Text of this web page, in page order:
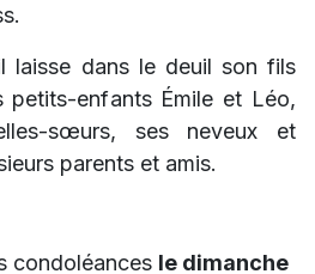
laisse dans le deuil son fils
petits-enfants Émile et Léo,
sœurs, ses neveux et
parents et amis.
condoléances le dimanche